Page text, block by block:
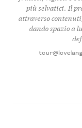
più selvatici. Il
attraverso
dando spazio a